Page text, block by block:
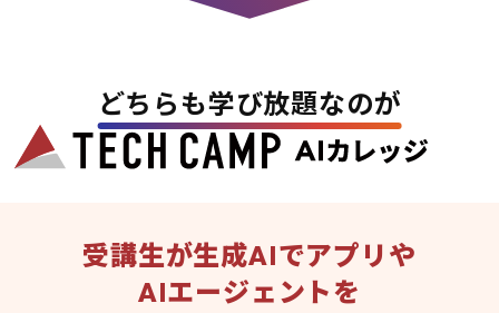
どちらも学び放題なのが
受講生が生成AIでアプリや
AIエージェントを